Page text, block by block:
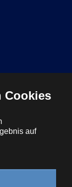
Cookies
auf
∙ Tel: